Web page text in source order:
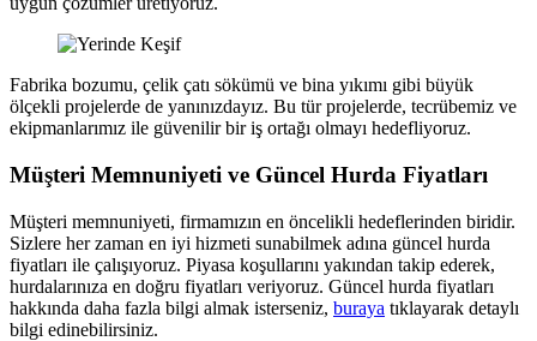
Fabrika bozumu, çelik çatı sökümü ve bina yıkımı gibi büyük
ölçekli projelerde de yanınızdayız. Bu tür projelerde, tecrübemiz ve
ekipmanlarımız ile güvenilir bir iş ortağı olmayı hedefliyoruz.
Müşteri Memnuniyeti ve Güncel Hurda Fiyatları
Müşteri memnuniyeti, firmamızın en öncelikli hedeflerinden biridir.
Sizlere her zaman en iyi hizmeti sunabilmek adına güncel hurda
fiyatları ile çalışıyoruz. Piyasa koşullarını yakından takip ederek,
hurdalarınıza en doğru fiyatları veriyoruz. Güncel hurda fiyatları
hakkında daha fazla bilgi almak isterseniz, buraya tıklayarak detaylı
bilgi edinebilirsiniz.